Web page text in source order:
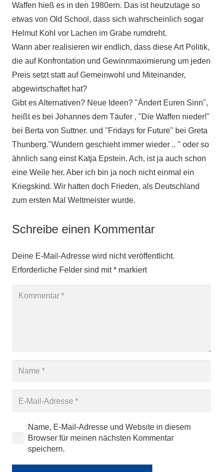
Waffen hieß es in den 1980ern. Das ist heutzutage so
etwas von Old School, dass sich wahrscheinlich sogar
Helmut Kohl vor Lachen im Grabe rumdreht.
Wann aber realisieren wir endlich, dass diese Art Politik,
die auf Konfrontation und Gewinnmaximierung um jeden
Preis setzt statt auf Gemeinwohl und Miteinander,
abgewirtschaftet hat?
Gibt es Alternativen? Neue Ideen? "Ändert Euren Sinn",
heißt es bei Johannes dem Täufer , "Die Waffen nieder!"
bei Berta von Suttner. und "Fridays for Future" bei Greta
Thunberg."Wundern geschieht immer wieder .. " oder so
ähnlich sang einst Katja Epstein. Ach, ist ja auch schon
eine Weile her. Aber ich bin ja noch nicht einmal ein
Kriegskind. Wir hatten doch Frieden, als Deutschland
zum ersten Mal Weltmeister wurde.
Schreibe einen Kommentar
Deine E-Mail-Adresse wird nicht veröffentlicht.
Erforderliche Felder sind mit* markiert
Name, E-Mail-Adresse und Website in diesem
Browser für meinen nächsten Kommentar
speichern.